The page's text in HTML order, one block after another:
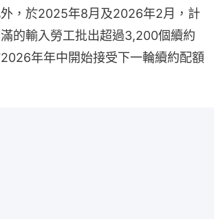
，於2025年8月及2026年2月，計
的輸入勞工批出超過3,200個續約
年年中開始接受下一輪續約配額